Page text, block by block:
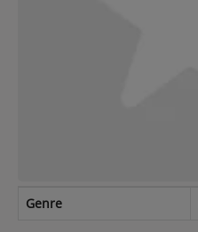
Genre